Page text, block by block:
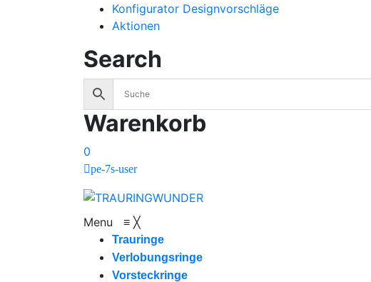
Konfigurator Designvorschläge
Aktionen
Search
Warenkorb
0
pe-7s-user
Menu ≡ ╳
Trauringe
Verlobungsringe
Vorsteckringe